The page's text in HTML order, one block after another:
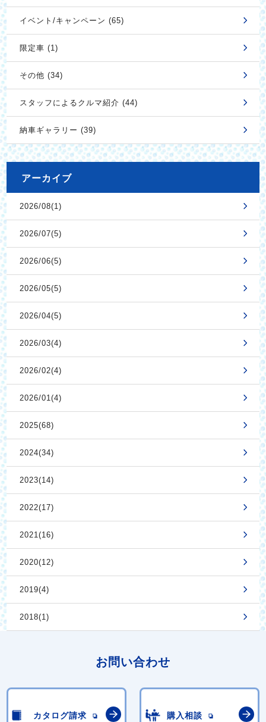
イベント/キャンペーン (65)
限定車 (1)
その他 (34)
スタッフによるクルマ紹介 (44)
納車ギャラリー (39)
アーカイブ
2026/08(1)
2026/07(5)
2026/06(5)
2026/05(5)
2026/04(5)
2026/03(4)
2026/02(4)
2026/01(4)
2025(68)
2024(34)
2023(14)
2022(17)
2021(16)
2020(12)
2019(4)
2018(1)
お問い合わせ
カタログ請求 購入相談